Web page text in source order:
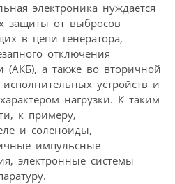
электроника нуждается
защиты от выбросов
в цепи генератора,
отключения
(АКБ), а также во вторичной
устройств и
нагрузки. К таким
к примеру,
и соленоиды,
импульсные
электронные системы